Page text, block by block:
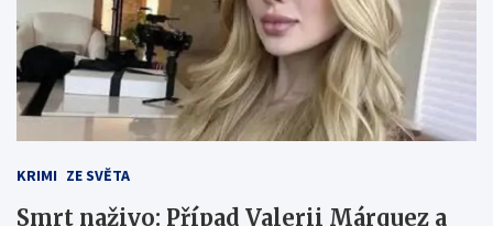
KRIMI ZE SVĚTA
Smrt naživo: Případ Valerii Márquez a